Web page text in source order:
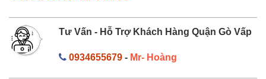
Tư Vấn - Hỗ Trợ Khách Hàng Quận Gò Vấp
0934655679- Mr- Hoàng